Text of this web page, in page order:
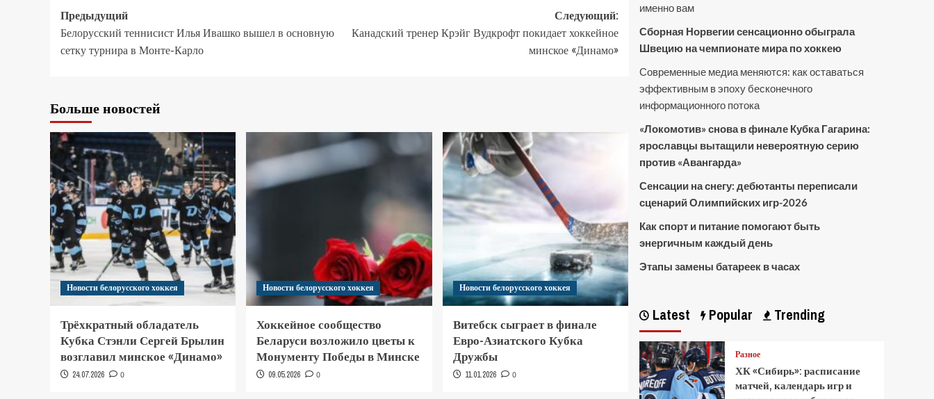
Предыдущий
Белорусский теннисист Илья Ивашко вышел в основную
сетку турнира в Монте-Карло
Следующий:
Канадский тренер Крэйг Вудкрофт покидает хоккейное
минское «Динамо»
Больше новостей
Новости белорусского хоккея
Трёхкратный обладатель
Кубка Стэнли Сергей Брылин
возглавил минское «Динамо»
24.07.2026 0
Новости белорусского хоккея
Хоккейное сообщество
Беларуси возложило цветы к
Монументу Победы в Минске
09.05.2026 0
Новости белорусского хоккея
Витебск сыграет в финале
Евро-Азиатского Кубка
Дружбы
11.01.2026 0
именно вам
Сборная Норвегии сенсационно обыграла
Швецию на чемпионате мира по хоккею
Современные медиа меняются: как оставаться
эффективным в эпоху бесконечного
информационного потока
«Локомотив» снова в финале Кубка Гагарина:
ярославцы вытащили невероятную серию
против «Авангарда»
Сенсации на снегу: дебютанты переписали
сценарий Олимпийских игр-2026
Как спорт и питание помогают быть
энергичным каждый день
Этапы замены батареек в часах
Latest Popular Trending
Разное
ХК «Сибирь»: расписание
матчей, календарь игр и